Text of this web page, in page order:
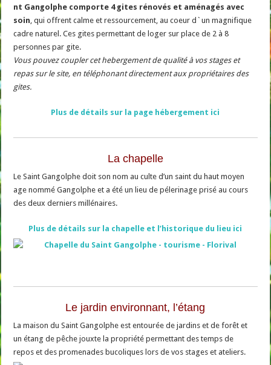
nt Gangolphe comporte 4 gites rénovés et aménagés avec
soin, qui offrent calme et ressourcement, au coeur d`un magnifique
cadre naturel. Ces gites permettant de loger sur place de 2 à 8
personnes par gite.
Vous pouvez coupler cet hebergement de qualité à vos stages et
repas sur le site, en téléphonant directement aux propriétaires des
gites.
Plus de détails sur la page hébergement ici
La chapelle
Le Saint Gangolphe doit son nom au culte d’un saint du haut moyen
age nommé Gangolphe et a été un lieu de pélerinage prisé au cours
des deux derniers millénaires.
Plus de détails sur la chapelle et l’historique du lieu ici
Le jardin environnant, l’étang
La maison du Saint Gangolphe est entourée de jardins et de forêt et
un étang de pêche jouxte la propriété permettant des temps de
repos et des promenades bucoliques lors de vos stages et ateliers.